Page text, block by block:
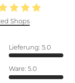
Shops
Lieferung: 5.0
Ware: 5.0